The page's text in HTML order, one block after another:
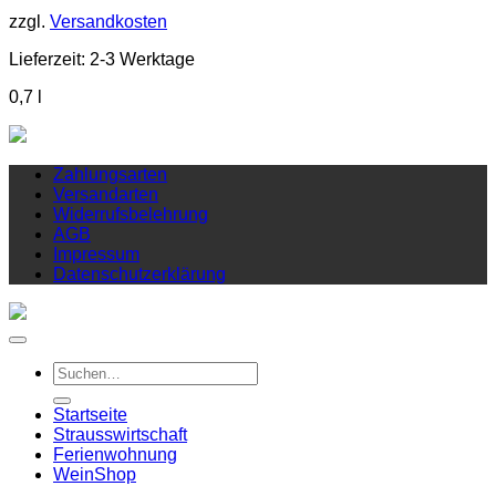
zzgl. Versandkosten
Lieferzeit: 2-3 Werktage
0,7
Zahlungsarten
Versandarten
Widerrufsbelehrung
AGB
Impressum
Datenschutzerklärung
Suchen
nach:
Startseite
Strausswirtschaft
Ferienwohnung
WeinShop